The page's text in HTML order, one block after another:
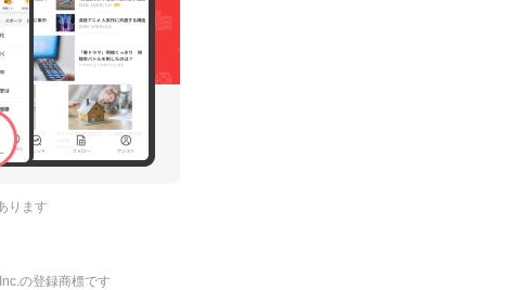
ります
の登録商標です